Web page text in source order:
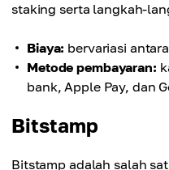
staking serta langkah-
Biaya: bervariasi
Metode pembayaran:
bank, Apple Pay, dan
Bitstamp
Bitstamp adalah salah